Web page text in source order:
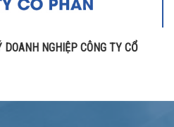
NGHIỆP CÔNG TY CỔ